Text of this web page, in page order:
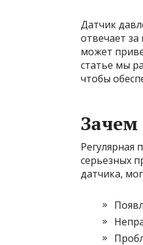
Датчик
отвечает
может
статье мы
чтобы
Зачем
Регулярная
серьезных
датчика,